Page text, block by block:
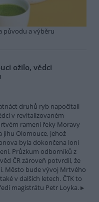
původu a výběru
ožilo, vědci
druhů ryb napočítali
v revitalizovaném
rameni řeky Moravy
jihu Olomouce, jehož
byla dokončena loni
Průzkum odborníků z
ČR zároveň potvrdil, že
Město bude vývoj Mrtvého
v dalších letech. ČTK to
magistrátu Petr Loyka.